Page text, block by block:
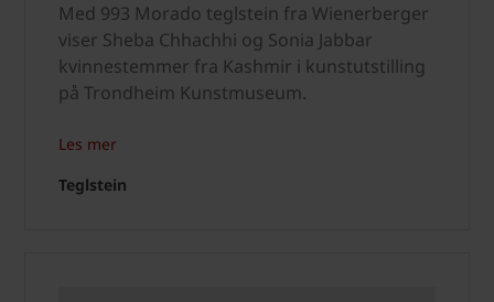
Med 993 Morado teglstein fra Wienerberger
viser Sheba Chhachhi og Sonia Jabbar
kvinnestemmer fra Kashmir i kunstutstilling
på Trondheim Kunstmuseum.
Les mer
Teglstein